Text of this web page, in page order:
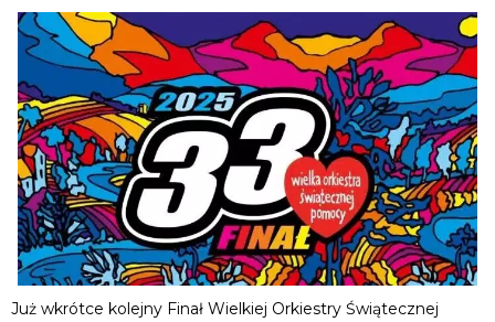
Już wkrótce kolejny Finał Wielkiej Orkiestry Świątecznej